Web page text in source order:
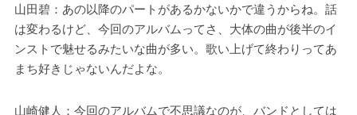
山田碧：あの以降のパートがあるかないかで違うからね。話
は変わるけど、今回のアルバムってさ、大体の曲が後半のイ
ンストで魅せるみたいな曲が多い。歌い上げて終わりってあ
まち好きじゃないんだよな。
山崎健人：今回のアルバムで不思議なのが、バンドとしては